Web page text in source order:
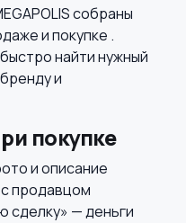
собраны
и покупке .
найти нужный
и
покупке
и описание
продавцом
сделку» — деньги